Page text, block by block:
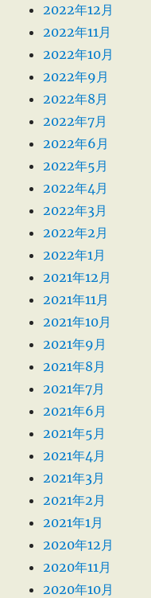
2022年12月
2022年11月
2022年10月
2022年9月
2022年8月
2022年7月
2022年6月
2022年5月
2022年4月
2022年3月
2022年2月
2022年1月
2021年12月
2021年11月
2021年10月
2021年9月
2021年8月
2021年7月
2021年6月
2021年5月
2021年4月
2021年3月
2021年2月
2021年1月
2020年12月
2020年11月
2020年10月